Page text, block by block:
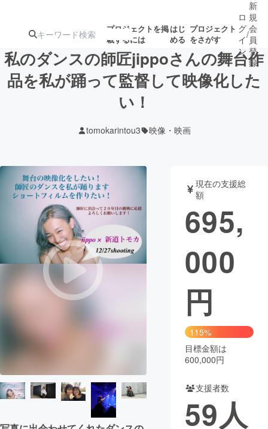
プロジェクトを掲
載するには
はじ
める
プロジェクト
をさがす
注目の新着プロ
テクノロジー・ガジェット
映像・映画 書籍・雑誌
ビジネス・起業 チャレンジ
まちづくり・地域活性化
CAMPFIRE Creation
コミュニティ
ロ
グ
イ
ン
/
新
規
会
員
登
録
私のダンスの師匠jippoさんの舞台作
品を私が踊って監督して映像化した
い！
tomokarintou3 映像・映画
現在の支援総
額
695,
000
円
115%
目標金額は
600,000円
支援者数
59人